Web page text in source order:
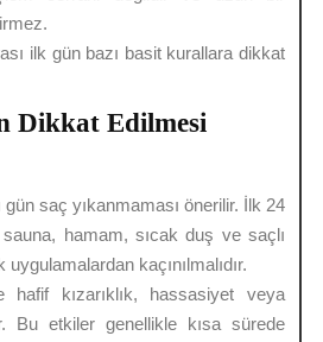
ilk gün bazı basit kurallara dikkat
Dikkat Edilmesi
gün saç yıkanmaması önerilir. İlk 24
hamam, sıcak duş ve saçlı
kaçınılmalıdır.
hafif kızarıklık, hassasiyet veya
Bu etkiler genellikle kısa sürede